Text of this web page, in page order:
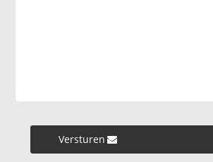
Versturen »